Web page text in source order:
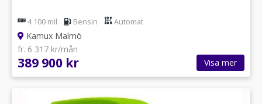
4 100 mil Bensin Automat
Kamux Malmö
fr. 6 317 kr/mån
389 900 kr Visa mer